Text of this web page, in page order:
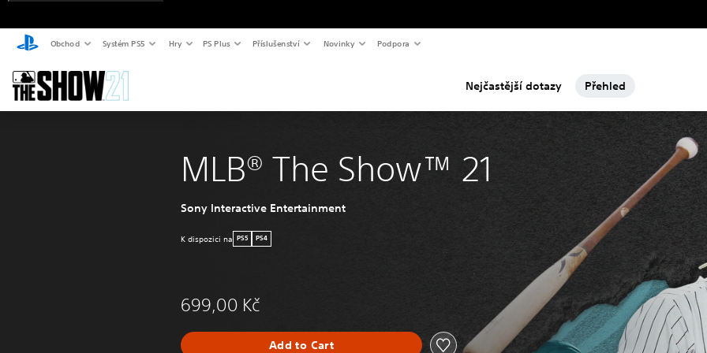
Obchod Systém PS5 Hry PS Plus Příslušenství Novinky Podpora
Nejčastější dotazy Přehled
MLB® The Show™ 21
Sony Interactive Entertainment
K dispozici na PS5 PS4
699,00 Kč
Add to Cart